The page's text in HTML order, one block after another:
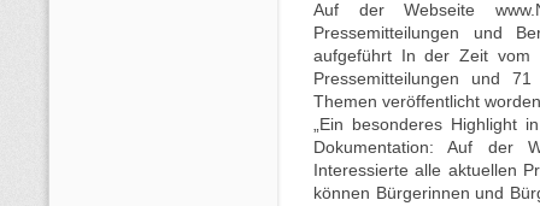
Auf der Webseite
Pressemitteilungen und
aufgeführt In der Zeit vom
Pressemitteilungen und
Themen veröffentlicht
„Ein besonderes Highlight
Dokumentation: Auf der
Interessierte alle aktuellen
können Bürgerinnen und